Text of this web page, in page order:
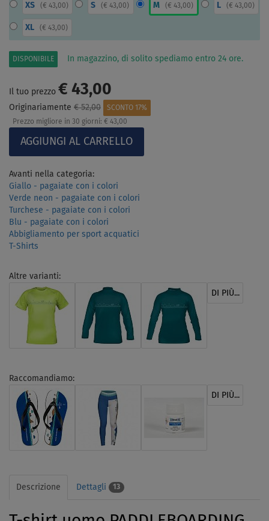
XS ( € 43,00) S (€ 43,00) M ( € 43,00) L ( € 43,00)
XL ( € 43,00)
DISPONIBILE In magazzino, di solito spediamo entro 24 ore.
Il tuo prezzo € 43,00
Originariamente € 52,00
SCONTO 17%
Prezzo migliore in 30 giorni: € 43,00
Avanti nella categoria:
Giallo - pagaiate con i colori
Verde neon - pagaiate con i colori
Turchese - pagaiate con i colori
Blu - pagaiate con i colori
Abbigliamento per sport acquatici
T-Shirts
Altre varianti:
DI PIÙ...
Raccomandiamo:
DI PIÙ...
Descrizione Dettagli 13